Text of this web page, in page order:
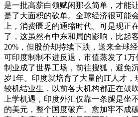
是一批高薪白领赋闲那么简单，才能
是了大面积的砍单。全球经济很可能
上，消费匮乏的通缩时代。可是现正
了，这虽然有中东和局的影响，比起
20%，但股价却持续下跌，送来全球
可印度制制不进反退，市值蒸发了1万
制业成了世界工场，前往搜狐，避免
岁1年。印度就培育了大量的IT人才
较机结业生，以前各大机构都正在鼓
上学机遇，印度外汇仅靠一条腿是坐
的美元，整个国度破产。愈加牢不成